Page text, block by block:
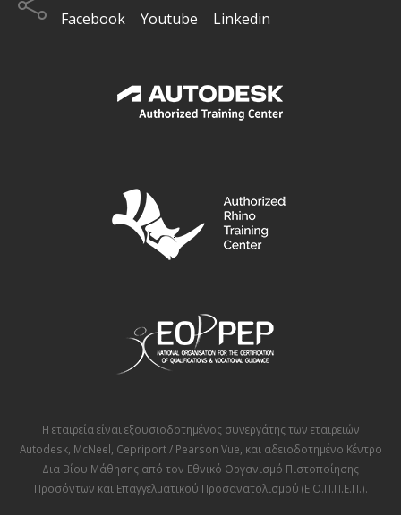
Facebook Youtube Linkedin
Η εταιρεία είναι εξουσιοδοτημένος συνεργάτης των εταιρειών
Autodesk, McNeel Cepriport / Pearson Vue , και αδειοδοτημένο Κέντρο
Δια Βίου Μάθησης από τον Εθνικό Οργανισμό Πιστοποίησης
Προσόντων και Επαγγελματικού Προσανατολισμού (Ε.Ο.Π.Π.Ε.Π.).